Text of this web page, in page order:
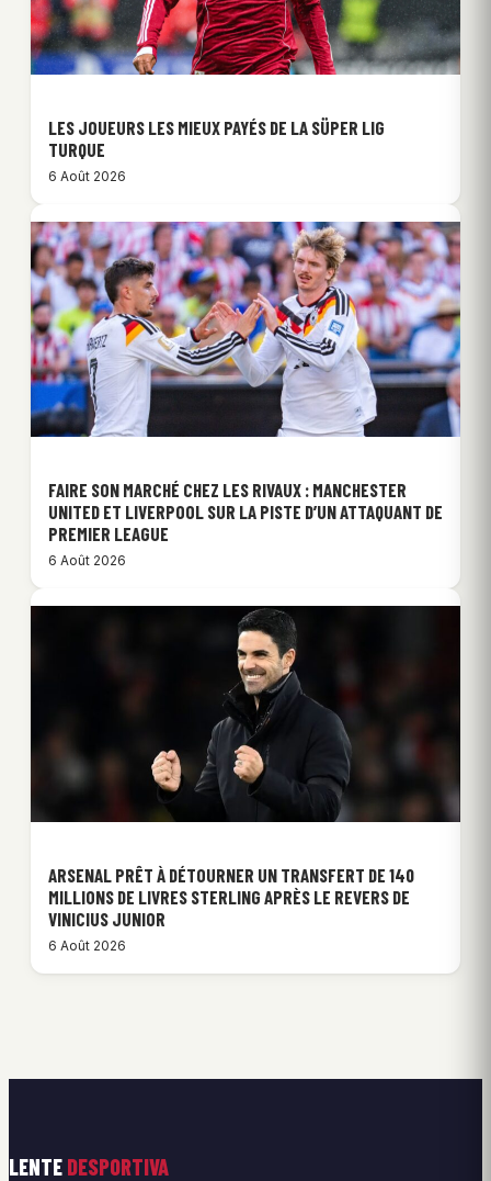
LES JOUEURS LES MIEUX PAYÉS DE LA SÜPER LIG
TURQUE
6 Août 2026
FAIRE SON MARCHÉ CHEZ LES RIVAUX : MANCHESTER
UNITED ET LIVERPOOL SUR LA PISTE D’UN ATTAQUANT DE
PREMIER LEAGUE
6 Août 2026
ARSENAL PRÊT À DÉTOURNER UN TRANSFERT DE 140
MILLIONS DE LIVRES STERLING APRÈS LE REVERS DE
VINICIUS JUNIOR
6 Août 2026
LENTE DESPORTIVA